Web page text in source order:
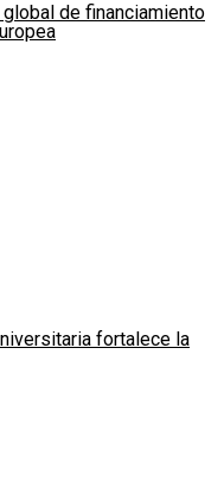
de financiamiento
fortalece la